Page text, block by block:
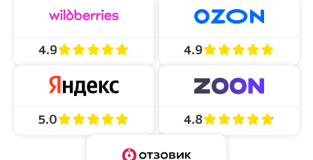
4.9 4.9
5.0 4.8